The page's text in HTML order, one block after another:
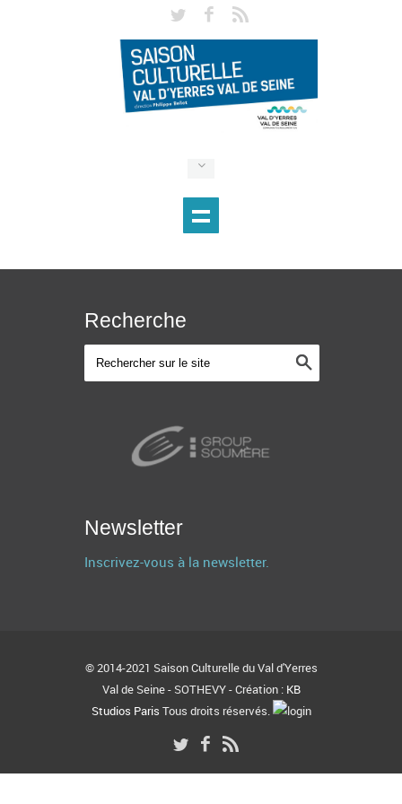
Recherche
Newsletter
Inscrivez-vous à la newsletter.
© 2014-2021 Saison Culturelle du Val d'Yerres
Val de Seine - SOTHEVY - Création : KB
Studios Paris Tous droits réservés.